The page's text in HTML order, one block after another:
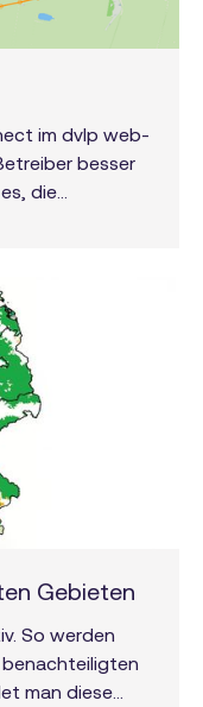
im dvlp web-
besser
die
NVPs zu
Gebieten
So werden
man diese